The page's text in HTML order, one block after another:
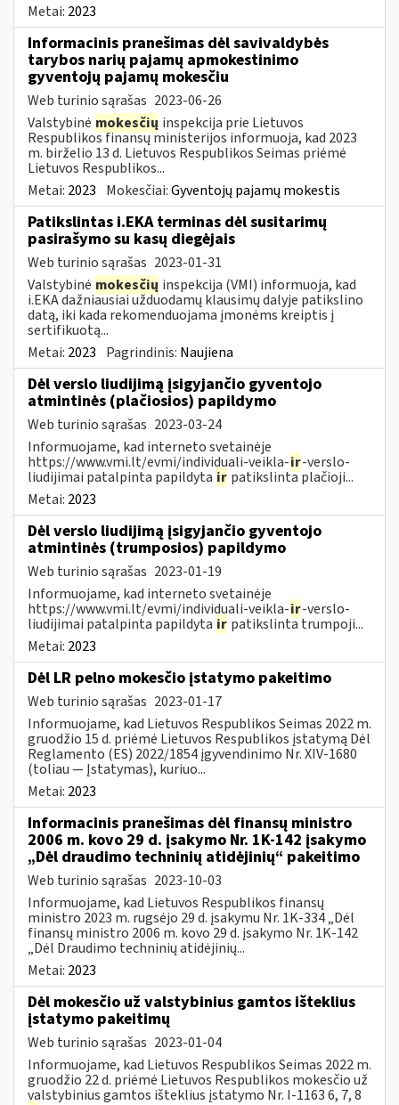
Metai: 2023
Informacinis pranešimas dėl savivaldybės
tarybos narių pajamų apmokestinimo
gyventojų pajamų mokesčiu
Web turinio sąrašas 2023-06-26
Valstybinė mokesčių inspekcija prie Lietuvos
Respublikos finansų ministerijos informuoja, kad 2023
m. birželio 13 d. Lietuvos Respublikos Seimas priėmė
Lietuvos Respublikos...
Metai: 2023 Mokesčiai:Gyventojų pajamų mokestis
Patikslintas i.EKA terminas dėl susitarimų
pasirašymo su kasų diegėjais
Web turinio sąrašas 2023-01-31
Valstybinė mokesčių inspekcija (VMI) informuoja, kad
i.EKA dažniausiai užduodamų klausimų dalyje patikslino
datą, iki kada rekomenduojama įmonėms kreiptis į
sertifikuotą...
Metai: 2023 Pagrindinis: Naujiena
Dėl verslo liudijimą įsigyjančio gyventojo
atmintinės (plačiosios) papildymo
Web turinio sąrašas 2023-03-24
Informuojame, kad interneto svetainėje
https://www.vmi.lt/evmi/individuali-veikla-ir-verslo-
liudijimai patalpinta papildyta ir patikslinta plačioji...
Metai: 2023
Dėl verslo liudijimą įsigyjančio gyventojo
atmintinės (trumposios) papildymo
Web turinio sąrašas 2023-01-19
Informuojame, kad interneto svetainėje
https://www.vmi.lt/evmi/individuali-veikla-ir-verslo-
liudijimai patalpinta papildyta ir patikslinta trumpoji...
Metai: 2023
Dėl LR pelno mokesčio įstatymo pakeitimo
Web turinio sąrašas 2023-01-17
Informuojame, kad Lietuvos Respublikos Seimas 2022 m.
gruodžio 15 d. priėmė Lietuvos Respublikos įstatymą Dėl
Reglamento (ES) 2022/1854 įgyvendinimo Nr. XIV-1680
(toliau — Įstatymas), kuriuo...
Metai: 2023
Informacinis pranešimas dėl finansų ministro
2006 m. kovo 29 d. įsakymo Nr. 1K-142 įsakymo
„Dėl draudimo techninių atidėjinių“ pakeitimo
Web turinio sąrašas 2023-10-03
Informuojame, kad Lietuvos Respublikos finansų
ministro 2023 m. rugsėjo 29 d. įsakymu Nr. 1K-334 „Dėl
finansų ministro 2006 m. kovo 29 d. įsakymo Nr. 1K-142
„Dėl Draudimo techninių atidėjinių...
Metai: 2023
Dėl mokesčio už valstybinius gamtos išteklius
įstatymo pakeitimų
Web turinio sąrašas 2023-01-04
Informuojame, kad Lietuvos Respublikos Seimas 2022 m.
gruodžio 22 d. priėmė Lietuvos Respublikos mokesčio už
valstybinius gamtos išteklius įstatymo Nr. I-1163 6, 7, 8